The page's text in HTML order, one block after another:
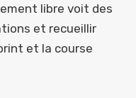
libre voit des
et recueillir
et la course